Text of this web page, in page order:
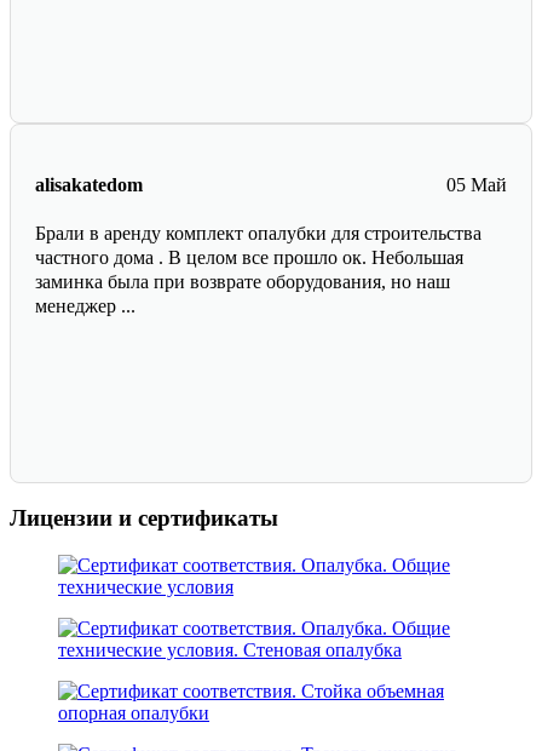
05 Май
alisakatedom
Брали в аренду комплект опалубки для строительства
частного дома . В целом все прошло ок. Небольшая
заминка была при возврате оборудования, но наш
менеджер ...
Лицензии и сертификаты